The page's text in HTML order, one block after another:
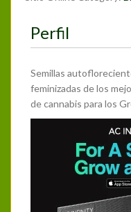
Perfil
Semillas
feminizadas de los
de cannabis para los
Más
Bancos